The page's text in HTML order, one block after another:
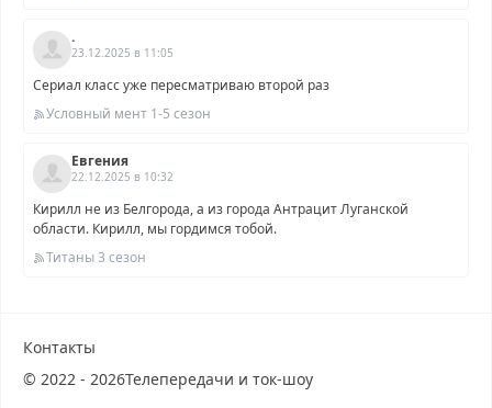
.
23.12.2025 в 11:05
Сериал класс уже пересматриваю второй раз
Условный мент 1-5 сезон
Евгения
22.12.2025 в 10:32
Кирилл не из Белгорода, а из города Антрацит Луганской
области. Кирилл, мы гордимся тобой.
Титаны 3 сезон
Контакты
© 2022 - 2026Телепередачи и ток-шоу